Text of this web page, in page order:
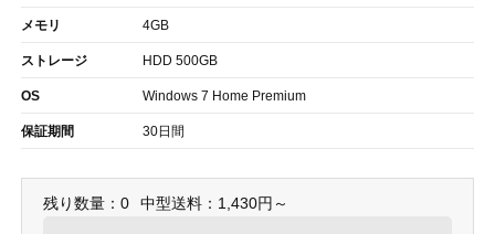
メモリ 4GB
ストレージ HDD 500GB
OS Windows 7 Home Premium
保証期間 30日間
残り数量：0 中型送料：1,430円～